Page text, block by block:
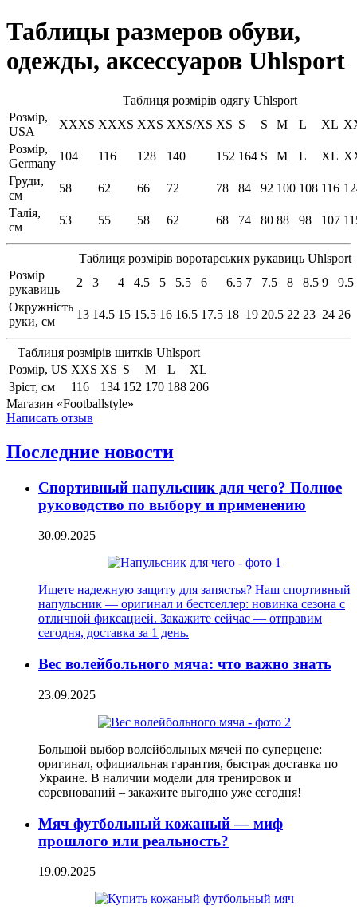
Таблицы размеров обуви,
одежды, аксессуаров Uhlsport
Таблиця розмірів одягу Uhlsport
Розмір,
USA
XXXS XXXS XXS XXS/XS XS S S M L XL
Розмір,
Germany
104 116 128 140 152 164 S M L XL
Груди,
см
58 62 66 72 78 84 92 100 108 116
Талія,
см
53 55 58 62 68 74 80 88 98 107
Таблиця розмірів воротарських рукавиць Uhlsport
Розмір
рукавиць
2 3 4 4.5 5 5.5 6 6.5 7 7.5 8 8.5 9
9.5
Окружність
руки, см
13 14.5 15 15.5 16 16.5 17.5 18 19 20.5 22 23 24 26
Таблиця розмірів щитків Uhlsport
Розмір, US XXS XS S M L
XL
Зріст, см
116 134 152 170 188 206
Магазин «Footballstyle»
Написать отзыв
Последние новости
Спортивный напульсник для чего? Полное
руководство по выбору и применению
30.09.2025
Ищете надежную защиту для запястья? Наш спортивный
напульсник — оригинал и бестселлер: новинка сезона с
отличной фиксацией. Закажите сейчас — отправим
сегодня, доставка за 1 день.
Вес волейбольного мяча: что важно знать
23.09.2025
Большой выбор волейбольных мячей по суперцене:
оригинал, официальная гарантия, быстрая доставка по
Украине. В наличии модели для тренировок и
соревнований – закажите выгодно уже сегодня!
Мяч футбольный кожаный — миф
прошлого или реальность?
19.09.2025